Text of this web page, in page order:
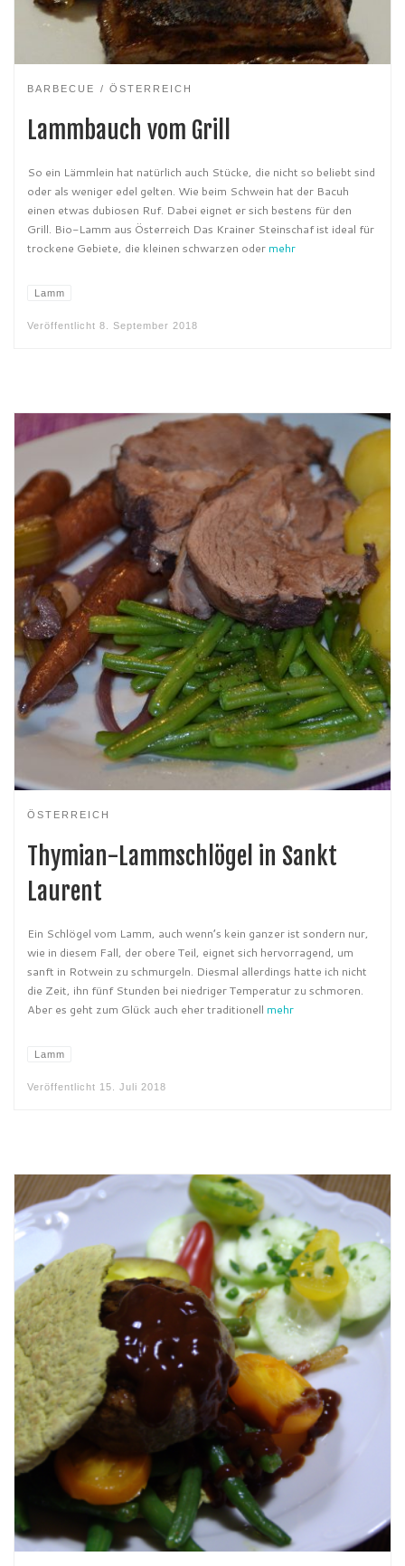
BARBECUE ÖSTERREICH
Lammbauch vom Grill
So ein Lämmlein hat natürlich auch Stücke, die nicht so beliebt sind
oder als weniger edel gelten. Wie beim Schwein hat der Bacuh
einen etwas dubiosen Ruf. Dabei eignet er sich bestens für den
Grill. Bio-Lamm aus Österreich Das Krainer Steinschaf ist ideal für
trockene Gebiete, die kleinen schwarzen oder mehr
Lamm
Veröffentlicht 8. September 2018
ÖSTERREICH
Thymian-Lammschlögel in Sankt
Laurent
Ein Schlögel vom Lamm, auch wenn’s kein ganzer ist sondern nur,
wie in diesem Fall, der obere Teil, eignet sich hervorragend, um
sanft in Rotwein zu schmurgeln. Diesmal allerdings hatte ich nicht
die Zeit, ihn fünf Stunden bei niedriger Temperatur zu schmoren.
Aber es geht zum Glück auch eher traditionell mehr
Lamm
Veröffentlicht 15. Juli 2018